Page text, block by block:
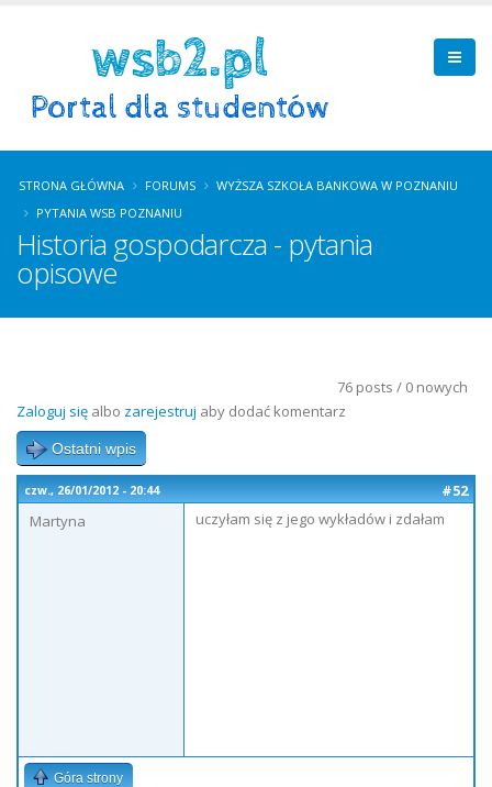
STRONA GŁÓWNA FORUMS
WYŻSZA SZKOŁA BANKOWA W POZNANIU
PYTANIA WSB POZNANIU
Historia gospodarcza - pytania
opisowe
76 posts / 0 nowych
Zaloguj się albo zarejestruj aby dodać komentarz
Ostatni wpis
czw., 26/01/2012 - 20:44
#52
Martyna
uczyłam się z jego wykładów i zdałam
Góra strony